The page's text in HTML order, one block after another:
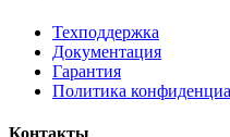
Техподдержка
Документация
Гарантия
Политика
Контакты